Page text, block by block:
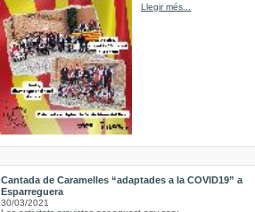
Llegir més...
Cantada de Caramelles “adaptades a la COVID19” a
Esparreguera
30/03/2021